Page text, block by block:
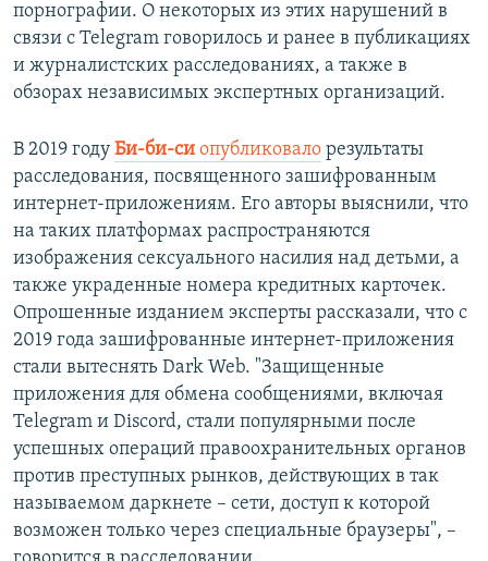
порнографии. О некоторых из этих нарушений в
связи с Telegram говорилось и ранее в публикациях
и журналистских расследованиях, а также в
обзорах независимых экспертных организаций.
В 2019 году Би-би-cи опубликовало результаты
расследования, посвященного зашифрованным
интернет-приложениям. Его авторы выяснили, что
на таких платформах распространяются
изображения сексуального насилия над детьми, а
также украденные номера кредитных карточек.
Опрошенные изданием эксперты рассказали, что с
2019 года зашифрованные интернет-приложения
стали вытеснять Dark Web. "Защищенные
приложения для обмена сообщениями, включая
Telegram и Discord, стали популярными после
успешных операций правоохранительных органов
против преступных рынков, действующих в так
называемом даркнете – сети, доступ к которой
возможен только через специальные браузеры", –